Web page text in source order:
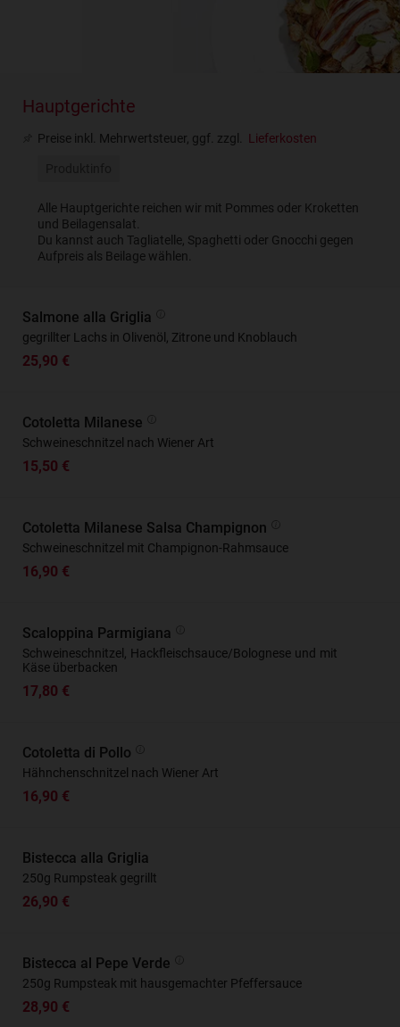
Hauptgerichte
Preise inkl. Mehrwertsteuer, ggf. zzgl. Lieferkosten
Alle Hauptgerichte reichen wir mit Pommes oder Kroketten
und Beilagensalat.
Du kannst auch Tagliatelle, Spaghetti oder Gnocchi gegen
Aufpreis als Beilage wählen.
Salmone alla Griglia
gegrillter Lachs in Olivenöl, Zitrone und Knoblauch
25,90 €
Cotoletta Milanese
Schweineschnitzel nach Wiener Art
15,50 €
Cotoletta Milanese Salsa Champignon
Schweineschnitzel mit Champignon-Rahmsauce
16,90 €
Scaloppina Parmigiana
Schweineschnitzel, Hackfleischsauce/Bolognese und mit
Käse überbacken
17,80 €
Cotoletta di Pollo
Hähnchenschnitzel nach Wiener Art
16,90 €
Bistecca alla Griglia
250g Rumpsteak gegrillt
26,90 €
Bistecca al Pepe Verde
250g Rumpsteak mit hausgemachter Pfeffersauce
28,90 €